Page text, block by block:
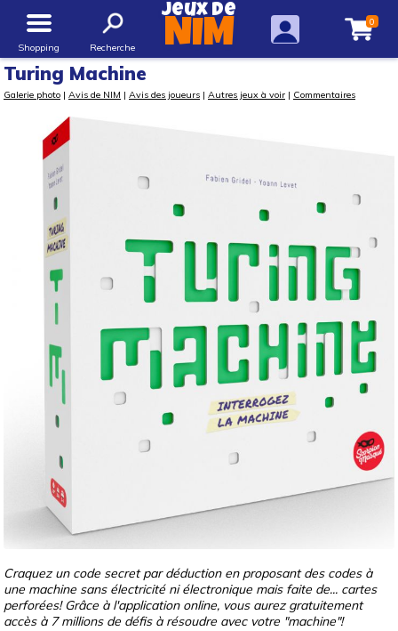
Shopping Recherche
Jeux de
NIM 0
Turing Machine
Galerie photo | Avis de NIM | Avis des joueurs | Autres jeux à voir | Commentaires
Craquez un code secret par déduction en proposant des codes à
une machine sans électricité ni électronique mais faite de... cartes
perforées! Grâce à l'application online, vous aurez gratuitement
accès à 7 millions de défis à résoudre avec votre "machine"!